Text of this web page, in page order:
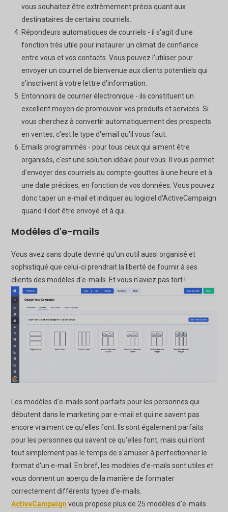
vous souhaitez être extrêmement précis quant aux
destinataires de certains courriels.
Répondeurs automatiques de courriels - il s'agit d'une
fonction très utile pour instaurer un climat de confiance
entre vous et vos contacts. Vous pouvez l'utiliser pour
envoyer un courriel de bienvenue aux clients potentiels qui
s'inscrivent à votre lettre d'information.
Entonnoirs de courrier électronique - ils constituent un
excellent moyen de promouvoir vos produits et services. Si
vous cherchez à convertir automatiquement des prospects
en ventes, c'est le type d'email qu'il vous faut.
Emails programmés - pour tous ceux qui aiment être
organisés, c'est une solution idéale pour vous. Il vous permet
d'envoyer des courriels au compte-gouttes à une heure et à
une date précises, en fonction de vos données. Vous pouvez
donc taper un e-mail et indiquer au logiciel d'ActiveCampaign
quand il doit être envoyé et à qui.
Modèles d'e-mails
Vous avez sans doute deviné qu'un outil aussi organisé et
sophistiqué que celui-ci prendrait la liberté de fournir à ses
clients des modèles d'e-mails. Et vous n'aviez pas tort !
Les modèles d'e-mails sont parfaits pour les personnes qui
débutent dans le marketing par e-mail et qui ne savent pas
encore vraiment ce qu'elles font. Ils sont également parfaits
pour les personnes qui savent ce qu'elles font, mais qui n'ont
tout simplement pas le temps de s'amuser à perfectionner le
format d'un e-mail. En bref, les modèles d'e-mails sont utiles et
vous donnent un aperçu de la manière de formater
correctement différents types d'e-mails.
ActiveCampaign vous propose plus de 25 modèles d'e-mails